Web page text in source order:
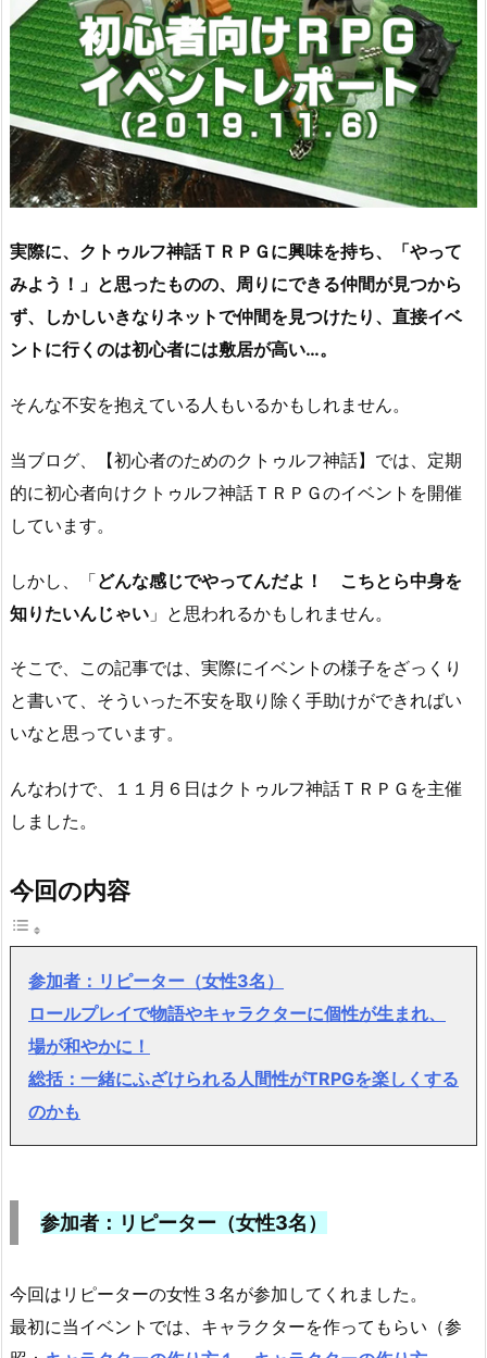
実際に、クトゥルフ神話ＴＲＰＧに興味を持ち、「やって
みよう！」と思ったものの、周りにできる仲間が見つから
ず、しかしいきなりネットで仲間を見つけたり、直接イベ
ントに行くのは初心者には敷居が高い…。
そんな不安を抱えている人もいるかもしれません。
当ブログ、【初心者のためのクトゥルフ神話】では、定期
的に初心者向けクトゥルフ神話ＴＲＰＧのイベントを開催
しています。
しかし、「どんな感じでやってんだよ！ こちとら中身を
知りたいんじゃい 」と思われるかもしれません。
そこで、この記事では、実際にイベントの様子をざっくり
と書いて、そういった不安を取り除く手助けができればい
いなと思っています。
んなわけで、１１月６日はクトゥルフ神話ＴＲＰＧを主催
しました。
今回の内容
参加者：リピーター（女性3名）
ロールプレイで物語やキャラクターに個性が生まれ、
場が和やかに！
総括：一緒にふざけられる人間性がTRPGを楽しくする
のかも
参加者：リピーター（女性3名）
今回はリピーターの女性３名が参加してくれました。
最初に当イベントでは、キャラクターを作ってもらい（参